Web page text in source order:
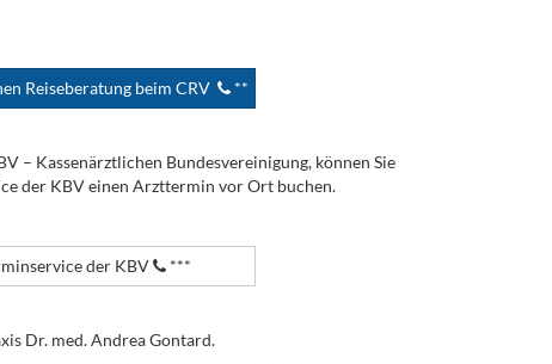
Reiseberatung beim CRV **
– Kassenärztlichen Bundesvereinigung, können Sie
der KBV einen Arzttermin vor Ort buchen.
der KBV ***
Dr. med. Andrea Gontard.